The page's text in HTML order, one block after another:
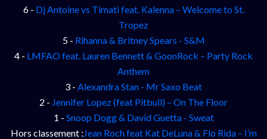
6 - Dj Antoine vs Timati feat. Kalenna – Welcome to St.
Tropez
5 - Rihanna & Britney Spears - S&M
4 - LMFAO feat. Lauren Bennett & GoonRock – Party Rock
Anthem
3 - Alexandra Stan - Mr Saxo Beat
2 - Jennifer Lopez (feat Pitbull) – On The Floor
1 - Snoop Dogg & David Guetta - Sweat
Hors classement :Jean Roch feat Kat DeLuna & Flo Rida – I’m